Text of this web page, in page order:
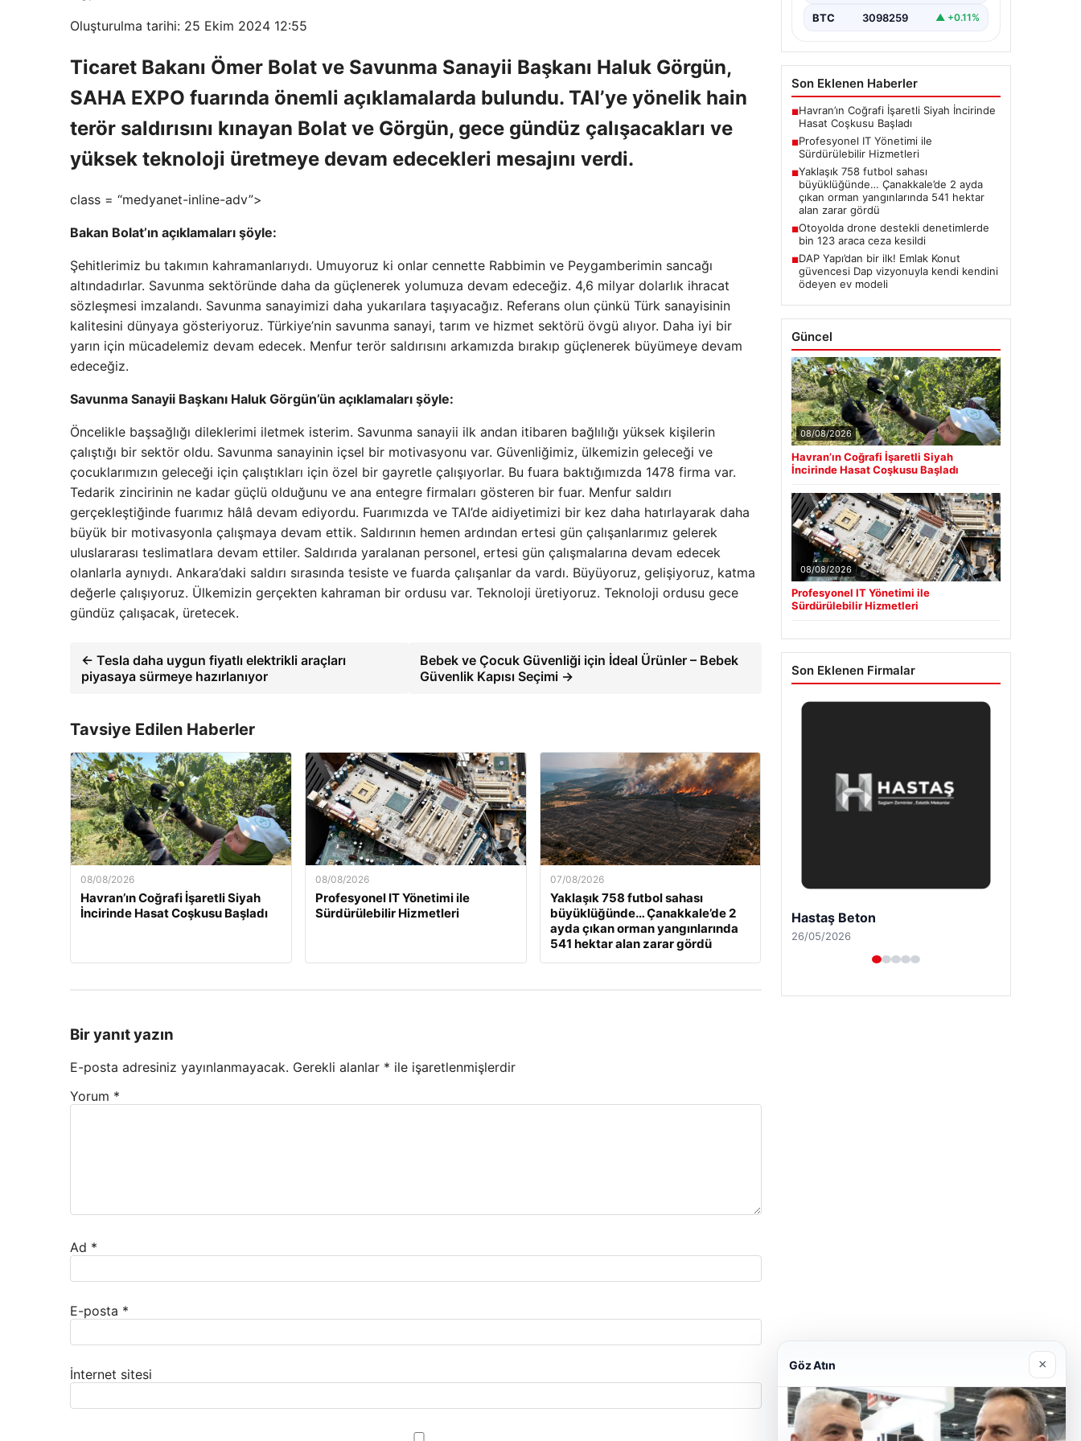
Oluşturulma tarihi: 25 Ekim 2024 12:55
Ticaret Bakanı Ömer Bolat ve Savunma Sanayii Başkanı Haluk Görgün,
SAHA EXPO fuarında önemli açıklamalarda bulundu. TAI’ye yönelik hain
terör saldırısını kınayan Bolat ve Görgün, gece gündüz çalışacakları ve
yüksek teknoloji üretmeye devam edecekleri mesajını verdi.
class = “medyanet-inline-adv”>
Bakan Bolat’ın açıklamaları şöyle:
Şehitlerimiz bu takımın kahramanlarıydı. Umuyoruz ki onlar cennette Rabbimin ve Peygamberimin sancağı
altındadırlar. Savunma sektöründe daha da güçlenerek yolumuza devam edeceğiz. 4,6 milyar dolarlık ihracat
sözleşmesi imzalandı. Savunma sanayimizi daha yukarılara taşıyacağız. Referans olun çünkü Türk sanayisinin
kalitesini dünyaya gösteriyoruz. Türkiye’nin savunma sanayi, tarım ve hizmet sektörü övgü alıyor. Daha iyi bir
yarın için mücadelemiz devam edecek. Menfur terör saldırısını arkamızda bırakıp güçlenerek büyümeye devam
edeceğiz.
Savunma Sanayii Başkanı Haluk Görgün’ün açıklamaları şöyle:
Öncelikle başsağlığı dileklerimi iletmek isterim. Savunma sanayii ilk andan itibaren bağlılığı yüksek kişilerin
çalıştığı bir sektör oldu. Savunma sanayinin içsel bir motivasyonu var. Güvenliğimiz, ülkemizin geleceği ve
çocuklarımızın geleceği için çalıştıkları için özel bir gayretle çalışıyorlar. Bu fuara baktığımızda 1478 firma var.
Tedarik zincirinin ne kadar güçlü olduğunu ve ana entegre firmaları gösteren bir fuar. Menfur saldırı
gerçekleştiğinde fuarımız hâlâ devam ediyordu. Fuarımızda ve TAI’de aidiyetimizi bir kez daha hatırlayarak daha
büyük bir motivasyonla çalışmaya devam ettik. Saldırının hemen ardından ertesi gün çalışanlarımız gelerek
uluslararası teslimatlara devam ettiler. Saldırıda yaralanan personel, ertesi gün çalışmalarına devam edecek
olanlarla aynıydı. Ankara’daki saldırı sırasında tesiste ve fuarda çalışanlar da vardı. Büyüyoruz, gelişiyoruz, katma
değerle çalışıyoruz. Ülkemizin gerçekten kahraman bir ordusu var. Teknoloji üretiyoruz. Teknoloji ordusu gece
gündüz çalışacak, üretecek.
← Tesla daha uygun fiyatlı elektrikli araçları
piyasaya sürmeye hazırlanıyor
Bebek ve Çocuk Güvenliği için İdeal Ürünler – Bebek
Güvenlik Kapısı Seçimi →
Tavsiye Edilen Haberler
08/08/2026
Havran’ın Coğrafi İşaretli Siyah
İncirinde Hasat Coşkusu Başladı
08/08/2026
Profesyonel IT Yönetimi ile
Sürdürülebilir Hizmetleri
07/08/2026
Yaklaşık 758 futbol sahası
büyüklüğünde… Çanakkale’de 2
ayda çıkan orman yangınlarında
541 hektar alan zarar gördü
Bir yanıt yazın
E-posta adresiniz yayınlanmayacak. Gerekli alanlar * ile işaretlenmişlerdir
Yorum *
Ad *
E-posta *
İnternet sitesi
BTC 3098259 ▲ +0.11%
Son Eklenen Haberler
■Havran’ın Coğrafi İşaretli Siyah İncirinde
Hasat Coşkusu Başladı
■Profesyonel IT Yönetimi ile
Sürdürülebilir Hizmetleri
■Yaklaşık 758 futbol sahası
büyüklüğünde… Çanakkale’de 2 ayda
çıkan orman yangınlarında 541 hektar
alan zarar gördü
■Otoyolda drone destekli denetimlerde
bin 123 araca ceza kesildi
■DAP Yapı’dan bir ilk! Emlak Konut
güvencesi Dap vizyonuyla kendi kendini
ödeyen ev modeli
Güncel
08/08/2026
Havran’ın Coğrafi İşaretli Siyah
İncirinde Hasat Coşkusu Başladı
08/08/2026
Profesyonel IT Yönetimi ile
Sürdürülebilir Hizmetleri
Son Eklenen Firmalar
Enes Kaplan Avukatlık Bürosu
28/04/2026
Göz Atın ×